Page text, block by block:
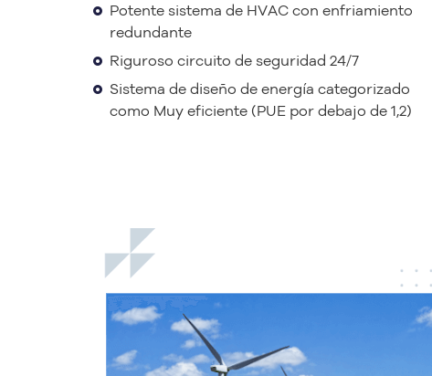
Potente sistema de HVAC con enfriamiento
redundante
Riguroso circuito de seguridad 24/7
Sistema de diseño de energía categorizado
como Muy eficiente (PUE por debajo de 1,2)